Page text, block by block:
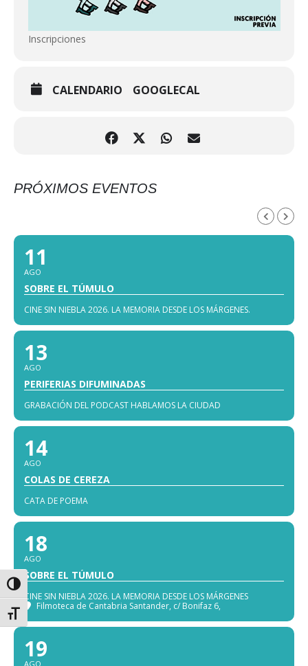
Alternar alto contraste
Alternar tamaño de letra
Inscripciones
CALENDARIO GOOGLECAL
PRÓXIMOS EVENTOS
11
AGO
SOBRE EL TÚMULO
CINE SIN NIEBLA 2026. LA MEMORIA DESDE LOS MÁRGENES.
13
AGO
PERIFERIAS DIFUMINADAS
GRABACIÓN DEL PODCAST HABLAMOS LA CIUDAD
14
AGO
COLAS DE CEREZA
CATA DE POEMA
18
AGO
SOBRE EL TÚMULO
CINE SIN NIEBLA 2026. LA MEMORIA DESDE LOS MÁRGENES
Filmoteca de Cantabria Santander, c/ Bonifaz 6,
19
AGO